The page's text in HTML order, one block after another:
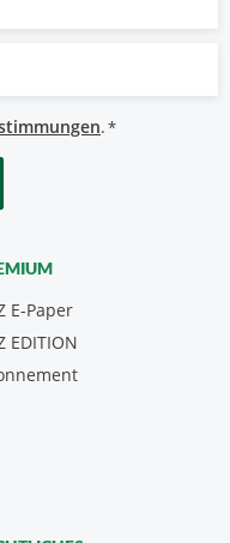
.*
E-Paper
EDITION